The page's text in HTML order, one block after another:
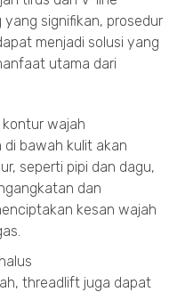
signifikan, prosedur
menjadi solusi yang
utama dari
wajah
bawah kulit akan
seperti pipi dan dagu,
dan
kesan wajah
threadlift juga dapat